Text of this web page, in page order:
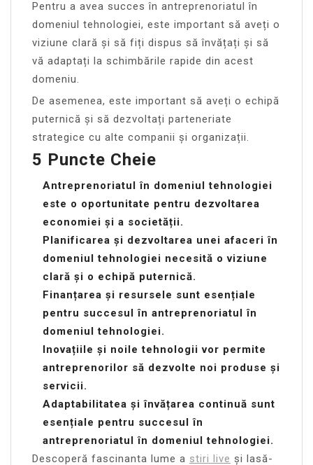
Pentru a avea succes în antreprenoriatul în
domeniul tehnologiei, este important să aveți o
viziune clară și să fiți dispus să învățați și să
vă adaptați la schimbările rapide din acest
domeniu.
De asemenea, este important să aveți o echipă
puternică și să dezvoltați parteneriate
strategice cu alte companii și organizații.
5 Puncte Cheie
Antreprenoriatul în domeniul tehnologiei
este o oportunitate pentru dezvoltarea
economiei și a societății.
Planificarea și dezvoltarea unei afaceri în
domeniul tehnologiei necesită o viziune
clară și o echipă puternică.
Finanțarea și resursele sunt esențiale
pentru succesul în antreprenoriatul în
domeniul tehnologiei.
Inovațiile și noile tehnologii vor permite
antreprenorilor să dezvolte noi produse și
servicii.
Adaptabilitatea și învățarea continuă sunt
esențiale pentru succesul în
antreprenoriatul în domeniul tehnologiei.
Descoperă fascinanta lume a stiri live și lasă-